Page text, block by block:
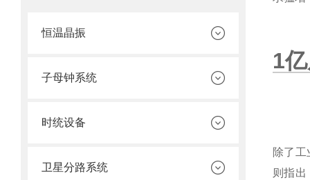
恒温晶振
子母钟系统
时统设备
卫星分路系统
1
除了
则指